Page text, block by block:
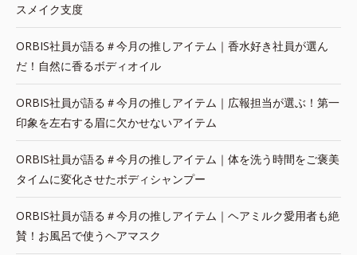
スメイク支度
ORBIS社員が語る＃今月の推しアイテム｜香水好き社員が選ん
だ！自然に香るボディオイル
ORBIS社員が語る＃今月の推しアイテム｜広報担当が選ぶ！第一
印象を左右する眉に欠かせないアイテム
ORBIS社員が語る＃今月の推しアイテム｜体を洗う時間をご褒美
タイムに変化させたボディシャンプー
ORBIS社員が語る＃今月の推しアイテム｜ヘアミルク愛用者も絶
賛！お風呂で使うヘアマスク